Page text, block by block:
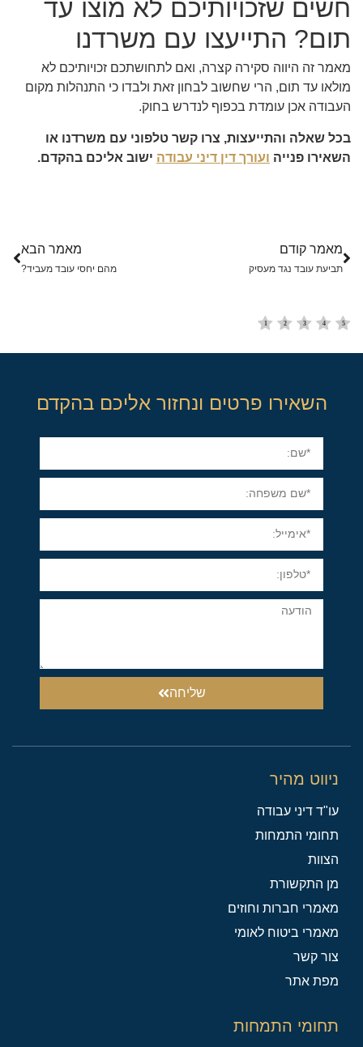
חשים שזכויותיכם לא מוצו עד
תום? התייעצו עם משרדנו
מאמר זה היווה סקירה קצרה, ואם לתחושתכם זכויותיכם לא
מולאו עד תום, הרי שחשוב לבחון זאת ולבדו כי התנהלות מקום
העבודה אכן עומדת בכפוף לנדרש בחוק.
בכל שאלה והתייעצות, צרו קשר טלפוני עם משרדנו או
השאירו פנייה ועורך דין דיני עבודה ישוב אליכם בהקדם.
מאמר קודם
תביעת עובד נגד מעסיק
מאמר הבא
מהם יחסי עובד מעביד?
השאירו פרטים ונחזור אליכם בהקדם
שליחה
ניווט מהיר
עו"ד דיני עבודה
תחומי התמחות
הצוות
מן התקשורת
מאמרי חברות וחוזים
מאמרי ביטוח לאומי
צור קשר
מפת אתר
תחומי התמחות